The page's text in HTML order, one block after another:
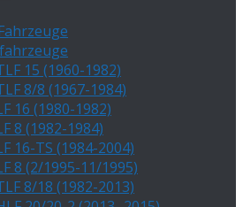
15 (1960-1982)
8/8 (1967-1984)
16 (1980-1982)
8 (1982-1984)
16-TS (1984-2004)
8 (2/1995-11/1995)
8/18 (1982-2013)